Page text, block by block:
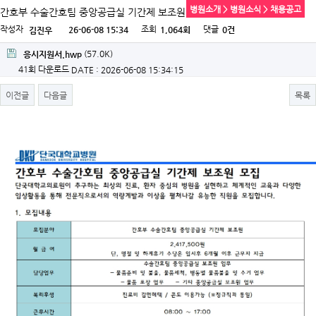
병원소개 > 병원소식 > 채용공고
간호부 수술간호팀 중앙공급실 기간제 보조원 모집
작성자 김진우 26-06-08 15:34 조회 1,064회 댓글 0건
응시지원서.hwp (57.0K)
41회 다운로드 DATE : 2026-06-08 15:34:15
이전글 다음글 목록